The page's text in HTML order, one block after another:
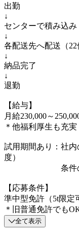
出勤
↓
センターで積み込み
↓
各配送先へ配送（22
↓
納品完了
↓
退勤
【給与】
月給230,000～
＊他福利厚生も充実
試用期間あり：社
度）
条件の変
【応募条件】
準中型免許（5t限定
＊旧普通免許でも
全て表示